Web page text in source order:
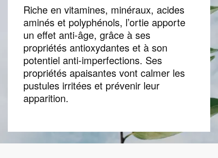
Riche en vitamines, minéraux, acides
aminés et polyphénols, l’ortie apporte
un effet anti-âge, grâce à ses
propriétés antioxydantes et à son
potentiel anti-imperfections. Ses
propriétés apaisantes vont calmer les
pustules irritées et prévenir leur
apparition.